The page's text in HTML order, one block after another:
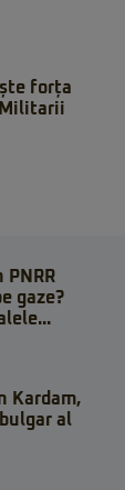
forța
Militarii
gaze?
Kardam,
al